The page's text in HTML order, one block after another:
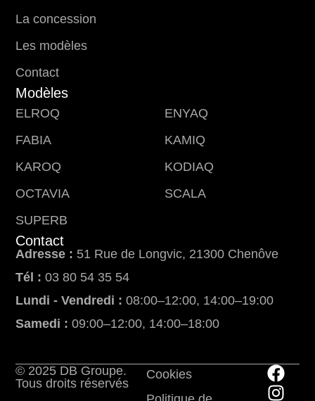
La concession
Les modèles
Contact
Modèles
ELROQ
ENYAQ
FABIA
KAMIQ
KAROQ
KODIAQ
OCTAVIA
SCALA
SUPERB
Contact
Adresse : 51 Rue de Longvic, 21300 Chenôve
Tél :03 80 54 35 54
Lundi - Vendredi : 08:00–12:00, 14:00–19:00
Samedi : 09:00–12:00, 14:00–18:00
© 2025 DB Groupe.
Tous droits réservés
Cookies